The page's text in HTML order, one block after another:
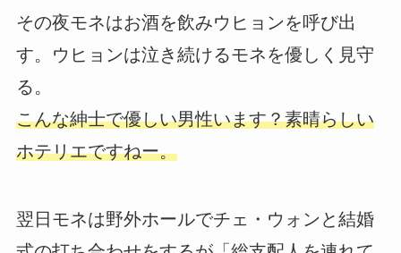
その夜モネはお酒を飲みウヒョンを呼び出
す。ウヒョンは泣き続けるモネを優しく見守
る。
こんな紳士で優しい男性います？素晴らしい
ホテリエですねー。
翌日モネは野外ホールでチェ・ウォンと結婚